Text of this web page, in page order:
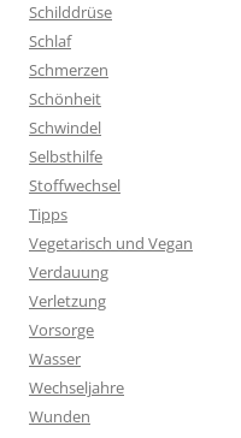
Schilddrüse
Schlaf
Schmerzen
Schönheit
Schwindel
Selbsthilfe
Stoffwechsel
Tipps
Vegetarisch und Vegan
Verdauung
Verletzung
Vorsorge
Wasser
Wechseljahre
Wunden